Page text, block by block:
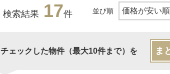
検索結果 17件 並び順
チェックした物件（最大10件まで）を ま